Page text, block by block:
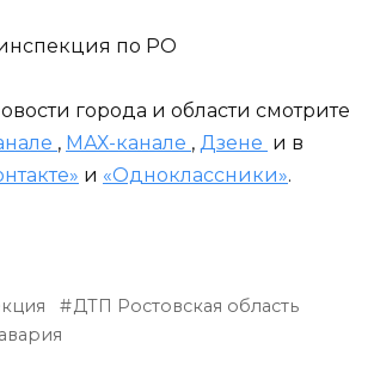
по РО
города и области смотрите
, МАХ-канале , Дзене и в
и «Одноклассники».
ДТП Ростовская область